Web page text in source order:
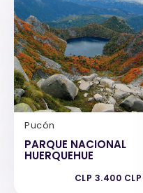
Pucón
PARQUE NACIONAL
HUERQUEHUE
CLP 3.400 CLP